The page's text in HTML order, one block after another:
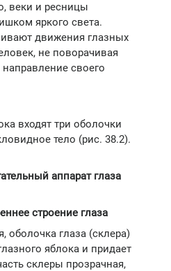
веки и ресницы
яркого света.
движения глазных
не поворачивая
своего
входят три оболочки
тело (рис. 38.2).
аппарат глаза
строение глаза
оболочка глаза (склера)
яблока и придает
склеры прозрачная,